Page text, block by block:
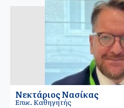
Νεκτάριος Νασίκας
Επικ. Καθηγητής